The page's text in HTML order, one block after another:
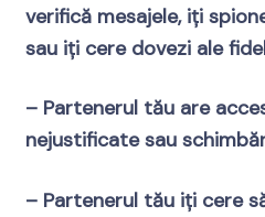
verifică mesajele, iți
sau iți cere dovezi ale
– Partenerul tău are
nejustificate sau
– Partenerul tău iți cere